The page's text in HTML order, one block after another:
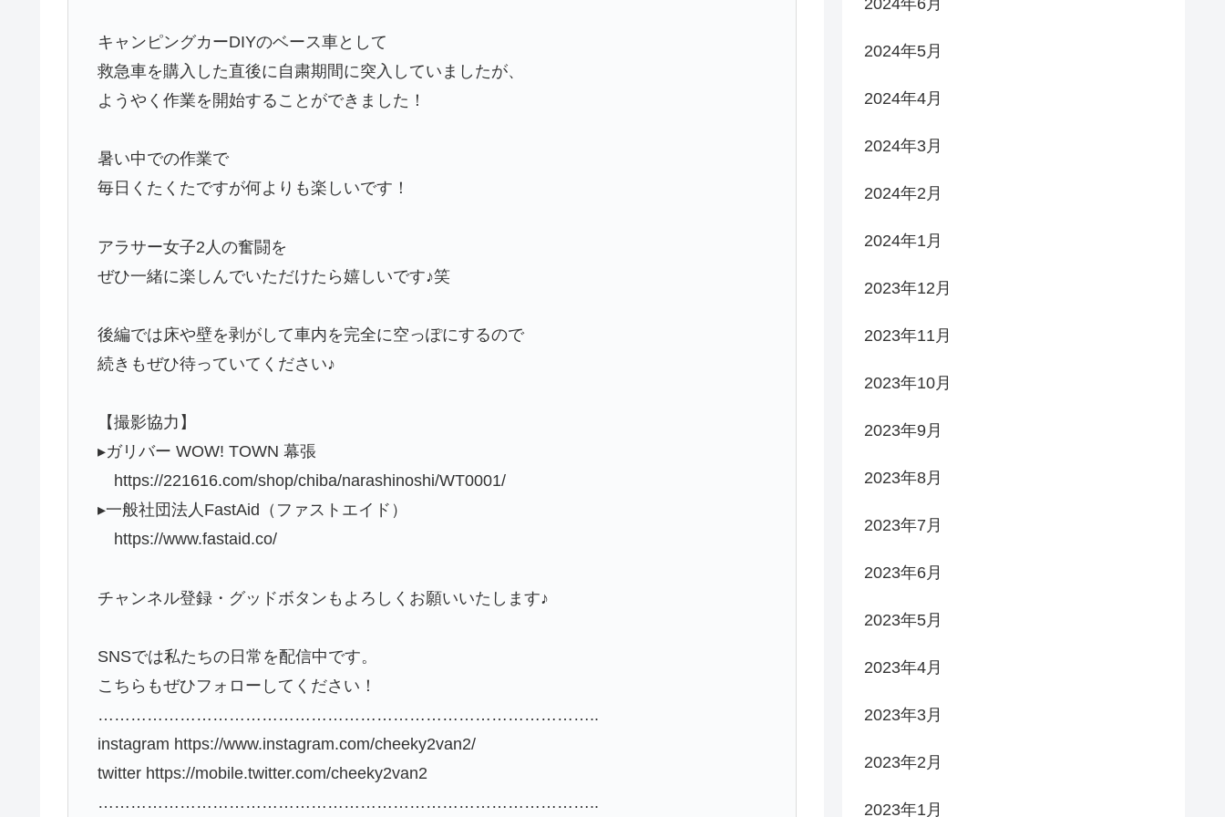
キャンピングカーDIYのベース車として
救急車を購入した直後に自粛期間に突入していましたが、
ようやく作業を開始することができました！
暑い中での作業で
毎日くたくたですが何よりも楽しいです！
アラサー女子2人の奮闘を
ぜひ一緒に楽しんでいただけたら嬉しいです♪笑
後編では床や壁を剥がして車内を完全に空っぽにするので
続きもぜひ待っていてください♪
【撮影協力】
▸ガリバー WOW! TOWN 幕張
https://221616.com/shop/chiba/narashinoshi/WT0001/
▸一般社団法人FastAid（ファストエイド）
https://www.fastaid.co/
チャンネル登録・グッドボタンもよろしくお願いいたします♪
SNSでは私たちの日常を配信中です。
こちらもぜひフォローしてください！
………………………………………………………………………………..
instagram https://www.instagram.com/cheeky2van2/
twitter https://mobile.twitter.com/cheeky2van2
………………………………………………………………………………..
2024年5月
2024年4月
2024年3月
2024年2月
2024年1月
2023年12月
2023年11月
2023年10月
2023年9月
2023年8月
2023年7月
2023年6月
2023年5月
2023年4月
2023年3月
2023年2月
2023年1月